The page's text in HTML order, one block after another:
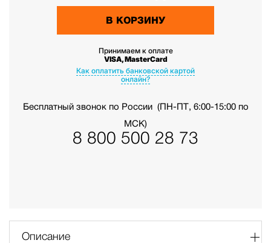
В КОРЗИНУ
Принимаем к оплате
VISA, MasterCard
Как оплатить банковской картой
онлайн?
Бесплатный звонок по России (ПН-ПТ, 6:00-15:00 по
МСК)
8 800 500 28 73
Описание